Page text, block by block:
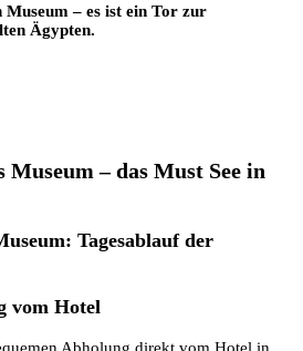
– es ist ein Tor zur
Ägypten.
Museum – das Must See in
Tagesablauf der
vom Hotel